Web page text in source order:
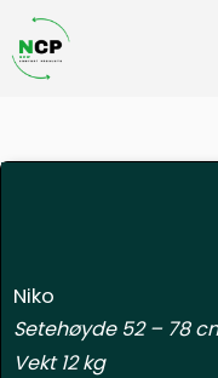
Hopp
rett
Niko
Setehøyde 52 – 78
Vekt 12 kg